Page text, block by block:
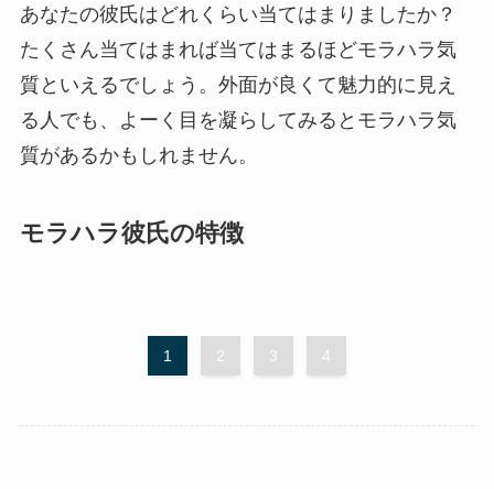
あなたの彼氏はどれくらい当てはまりましたか？
たくさん当てはまれば当てはまるほどモラハラ気
質といえるでしょう。外面が良くて魅力的に見え
る人でも、よーく目を凝らしてみるとモラハラ気
質があるかもしれません。
モラハラ彼氏の特徴
1 2 3 4